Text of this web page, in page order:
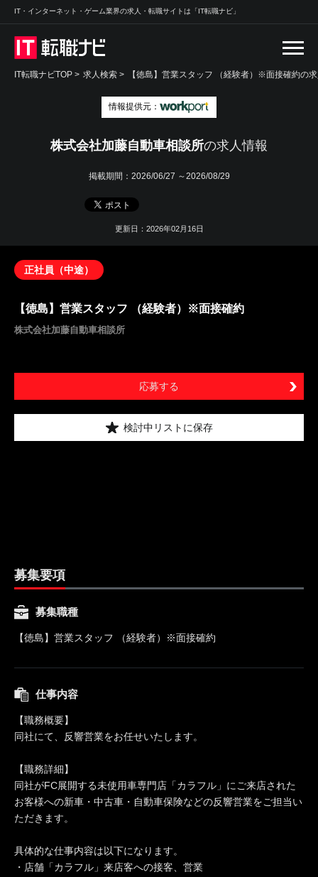
IT・インターネット・ゲーム業界の求人・転職サイトは「IT転職ナビ」
IT転職ナビTOP > 求人検索 > 【徳島】営業スタッフ （経験者）※面接確約の
情報提供元：
株式会社加藤自動車相談所の求人情報
掲載期間： 2026/06/27 ～2026/08/29
更新日：2026年02月16日
正社員（中途）
【徳島】営業スタッフ （経験者）※面接確約
株式会社加藤自動車相談所
応募する
検討中リストに保存
募集要項
募集職種
【徳島】営業スタッフ （経験者）※面接確約
仕事内容
【職務概要】
同社にて、反響営業をお任せいたします。
【職務詳細】
同社がFC展開する未使用車専門店「カラフル」にご来店された
お客様への新車・中古車・自動車保険などの反響営業をご担当い
ただきます。
具体的な仕事内容は以下になります。
・店舗「カラフル」来店客への接客、営業